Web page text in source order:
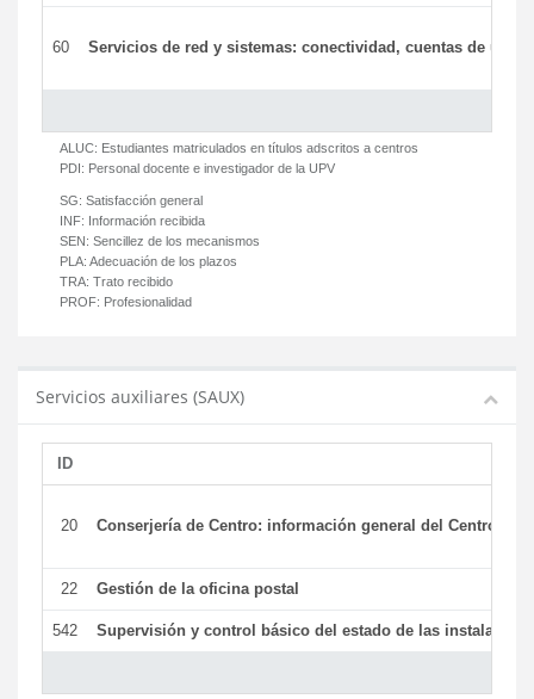
60 Servicios de red y sistemas: conectividad, cuentas de
ALUC: Estudiantes matriculados en títulos adscritos a centros
PDI: Personal docente e investigador de la UPV
SG: Satisfacción general
INF: Información recibida
SEN: Sencillez de los mecanismos
PLA: Adecuación de los plazos
TRA: Trato recibido
PROF: Profesionalidad
Servicios auxiliares (SAUX)
ID
20 Conserjería de Centro: información general del Centro y
22 Gestión de la oficina postal
542 Supervisión y control básico del estado de las